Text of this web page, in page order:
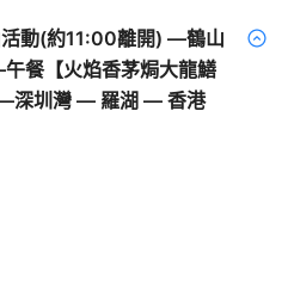
動(約11:00離開) —鶴山
餐【火焰香茅焗大龍鱔
深圳灣 — 羅湖 — 香港